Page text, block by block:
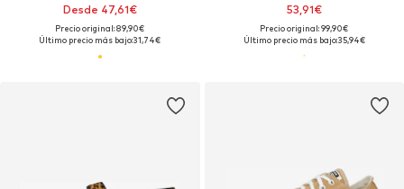
Desde 47,61€
Precio original: 89,90€
Último precio más bajo:31,74€
53,91€
Precio original: 99,90€
Último precio más bajo:35,94€